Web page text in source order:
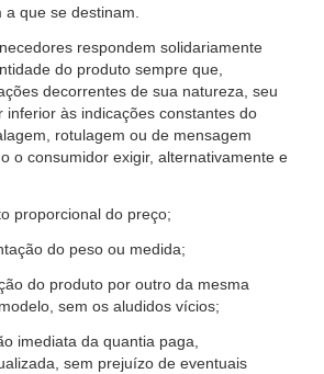
que se destinam.
respondem solidariamente
do produto sempre que,
decorrentes de sua natureza, seu
inferior às indicações constantes do
rotulagem ou de mensagem
o consumidor exigir, alternativamente e
proporcional do preço;
do peso ou medida;
do produto por outro da mesma
sem os aludidos vícios;
imediata da quantia paga,
sem prejuízo de eventuais